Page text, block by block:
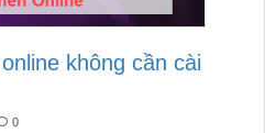
không cần cài
0